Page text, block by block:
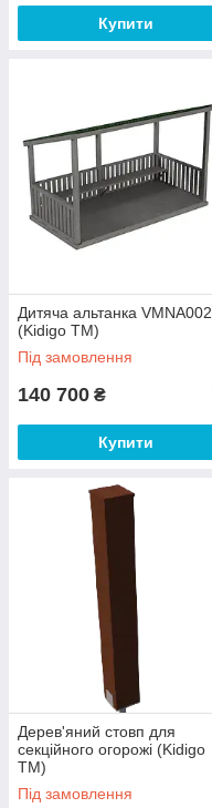
Купити
Дитяча альтанка VMNA002
(Kidigo ТМ)
Під замовлення
140 700 ₴
Купити
Дерев'яний стовп для
секційного огорожі (Kidigo
ТМ)
Під замовлення